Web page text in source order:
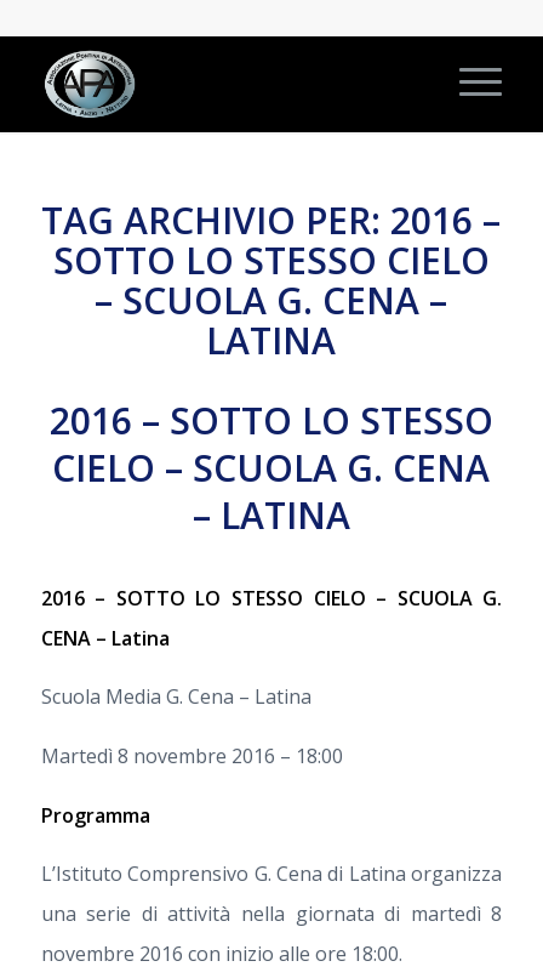
TAG ARCHIVIO PER: 2016 –
SOTTO LO STESSO CIELO
– SCUOLA G. CENA –
LATINA
2016 – SOTTO LO STESSO
CIELO – SCUOLA G. CENA
– LATINA
2016 – SOTTO LO STESSO CIELO – SCUOLA G.
CENA – Latina
Scuola Media G. Cena – Latina
Martedì 8 novembre 2016 – 18:00
Programma
L’Istituto Comprensivo G. Cena di Latina organizza
una serie di attività nella giornata di martedì 8
novembre 2016 con inizio alle ore 18:00.